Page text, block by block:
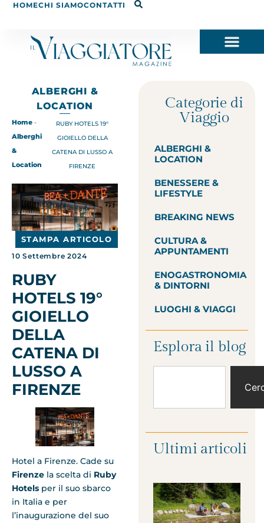
HOMECHI SIAMOCONTATTI
ALBERGHI &
LOCATION
Home -
Alberghi
&
Location
RUBY HOTELS 19°
GIOIELLO DELLA
CATENA DI LUSSO A
FIRENZE
STAMPA ARTICOLO
10 Settembre 2024
RUBY
HOTELS 19°
GIOIELLO
DELLA
CATENA DI
LUSSO A
FIRENZE
Hotel a Firenze. Cade su
Firenze la scelta di Ruby
Hotels per il suo sbarco
in Italia e per
l’inaugurazione del suo
Categorie di
Viaggio
ALBERGHI &
LOCATION
BENESSERE &
LIFESTYLE
BREAKING NEWS
CULTURA &
APPUNTAMENTI
ENOGASTRONOMIA
& DINTORNI
LUOGHI & VIAGGI
Esplora il blog
Ultimi articoli